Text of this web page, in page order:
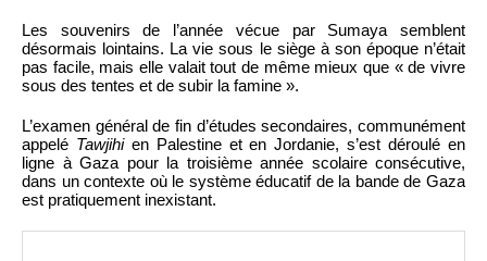
Les souvenirs de l’année vécue par Sumaya semblent
désormais lointains. La vie sous le siège à son époque n’était
pas facile, mais elle valait tout de même mieux que « de vivre
sous des tentes et de subir la famine ».
L’examen général de fin d’études secondaires, communément
appelé Tawjihien Palestine et en Jordanie, s’est déroulé en
ligne à Gaza pour la troisième année scolaire consécutive,
dans un contexte où le système éducatif de la bande de Gaza
est pratiquement inexistant.